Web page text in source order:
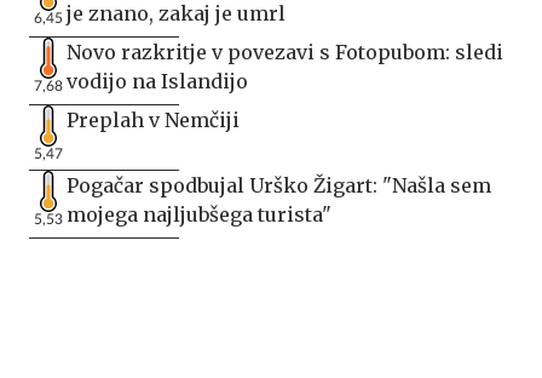
6,45 je znano, zakaj je umrl
7,68
Novo razkritje v povezavi s Fotopubom: sledi
vodijo na Islandijo
5,47
Preplah v Nemčiji
5,53
Pogačar spodbujal Urško Žigart: "Našla sem
mojega najljubšega turista"